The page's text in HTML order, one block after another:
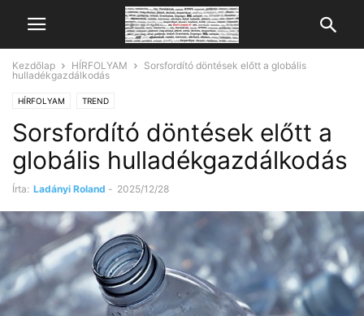
Kezdőlap HÍRFOLYAM
Sorsfordító döntések előtt a globális
hulladékgazdálkodás
HÍRFOLYAM TREND
Sorsfordító döntések előtt a
globális hulladékgazdálkodás
Írta: Ladányi Roland - 2025/12/28